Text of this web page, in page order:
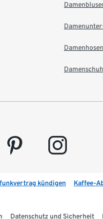
Damenhosen
pinterest instagram
kündigen Kaffee-
Datenschutz und Sicherheit